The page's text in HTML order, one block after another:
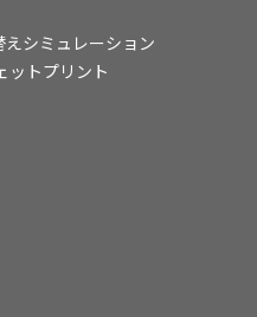
シミュレーション
トプリント